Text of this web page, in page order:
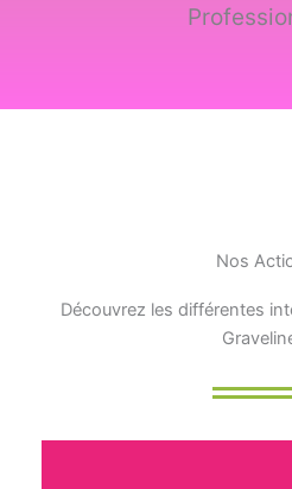
Nos
Découvrez les différentes